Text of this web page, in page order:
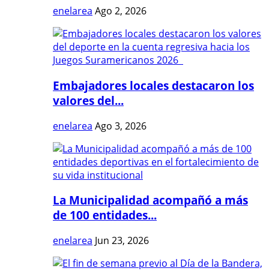
enelarea Ago 2, 2026
Embajadores locales destacaron los
valores del...
enelarea Ago 3, 2026
La Municipalidad acompañó a más
de 100 entidades...
enelarea Jun 23, 2026